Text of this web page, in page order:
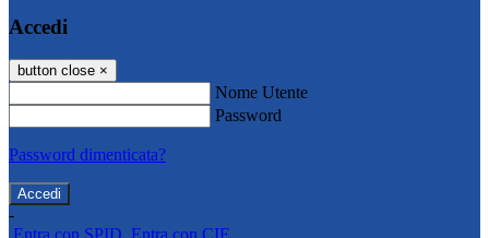
Accedi
button close ×
Nome Utente
Password
Password dimenticata?
-